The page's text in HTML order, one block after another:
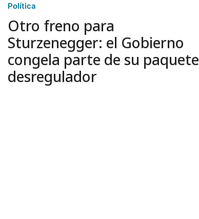
Política
Otro freno para
Sturzenegger: el Gobierno
congela parte de su paquete
desregulador